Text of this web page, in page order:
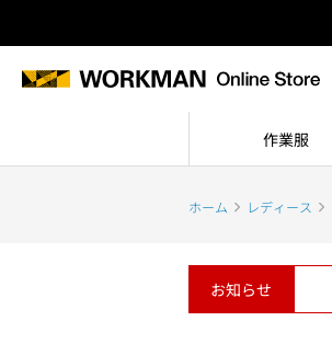
作業服
ホーム レディース
お知らせ